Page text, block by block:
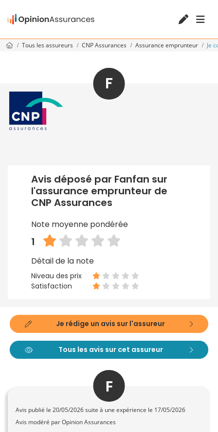
Tous les assureurs CNP Assurances Assurance emprunteur Je
F
Avis déposé par Fanfan sur
l'assurance emprunteur de
CNP Assurances
Note moyenne pondérée
1
Détail de la note
Niveau des prix
Satisfaction
Je rédige un avis sur l'assureur
Tous les avis sur cet assureur
F
Avis publié le 20/05/2026suite à une expérience le 17/05/2026
Avis modéré par Opinion Assurances